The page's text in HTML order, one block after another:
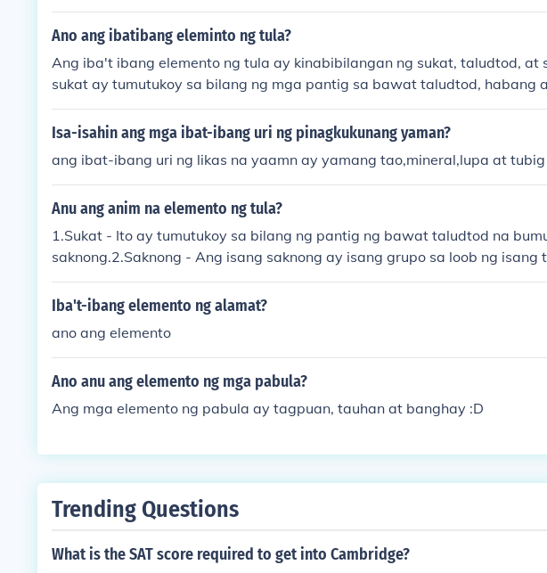
Ano ang ibatibang eleminto ng tula?
Ang iba't ibang elemento ng tula ay kinabibilangan ng sukat, taludtod, at
sukat ay tumutukoy sa bilang ng mga pantig sa bawat taludtod, habang
y ang linya ng tula. Ang saknong naman ay isang grupo ng mga taludtod.
o ang tema, tayutay, at ritmo na nagbibigay ng lalim at damdamin sa
Isa-isahin ang mga ibat-ibang uri ng pinagkukunang yaman?
ang ibat-ibang uri ng likas na yaamn ay yamang tao,mineral,lupa at tubig
Anu ang anim na elemento ng tula?
1.Sukat - Ito ay tumutukoy sa bilang ng pantig ng bawat taludtod na
saknong.2.Saknong - Ang isang saknong ay isang grupo sa loob ng isang
lawa o maraming linya o taludtod.3.Tugma - Sinasabing may tugma ang
g ang huling pantig ng huling salita ng bawat taludtod ay magkasing-
babasa gayon din mapukaw ang damdamin at kawilihan.5.Talinghaga -
ng tula na may kinalaman sa tinatagong kahulugan ng tula.iyan ang mga
mento ng TULA...
Iba't-ibang elemento ng alamat?
ano ang elemento
Ano anu ang elemento ng mga pabula?
Ang mga elemento ng pabula ay tagpuan, tauhan at banghay :D
Trending Questions
What is the SAT score required to get into Cambridge?